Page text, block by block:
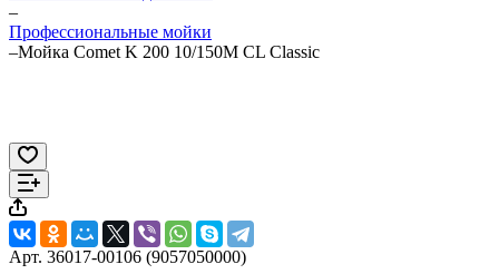
–
Профессиональные мойки
–Мойка Comet K 200 10/150M CL Classic
Арт. 36017-00106 (9057050000)